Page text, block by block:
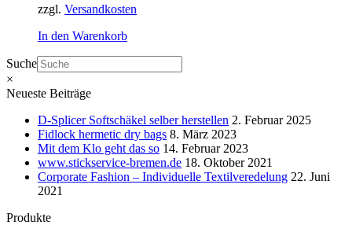
zzgl. Versandkosten
In den Warenkorb
Suche
×
Neueste Beiträge
D-Splicer Softschäkel selber herstellen 2. Februar 2025
Fidlock hermetic dry bags 8. März 2023
Mit dem Klo geht das so 14. Februar 2023
www.stickservice-bremen.de 18. Oktober 2021
Corporate Fashion – Individuelle Textilveredelung 22. Juni
2021
Produkte